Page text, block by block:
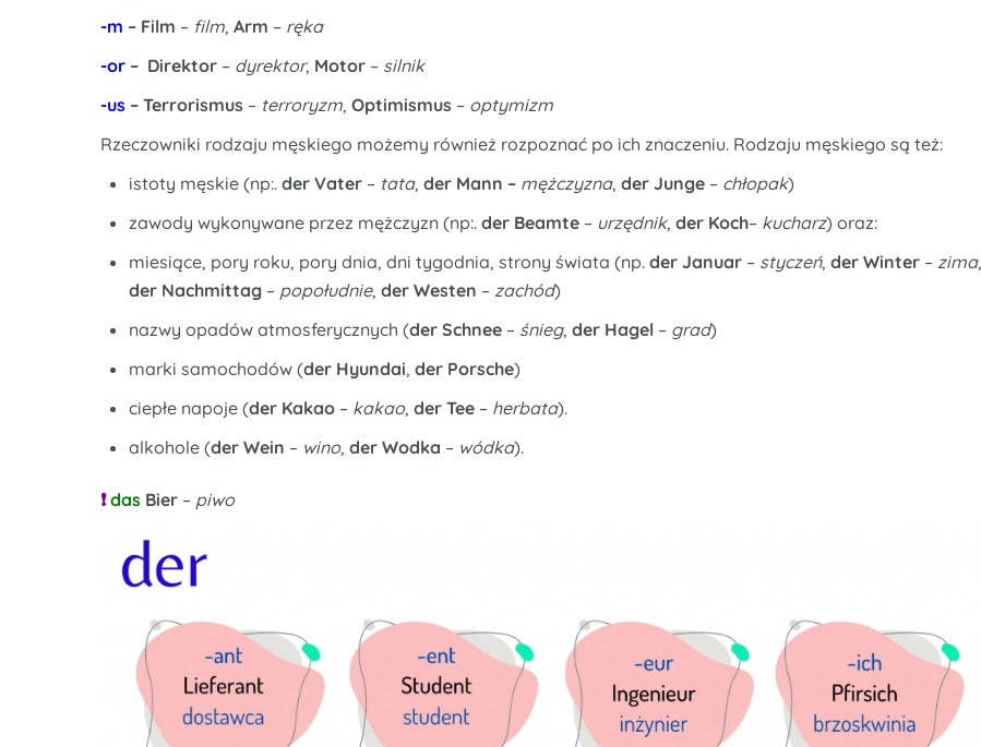
-m – Film – film, Arm – ręka
-or – Direktor – dyrektor, Motor – silnik
-us – Terrorismus – terroryzm, Optimismus – optymizm
Rzeczowniki rodzaju męskiego możemy również rozpoznać po ich znaczeniu. Rodzaju męskiego są też:
istoty męskie (np:. der Vater – tata, der Mann – mężczyzna, der Junge– chłopak)
zawody wykonywane przez mężczyzn (np:. der Beamte – urzędnik, derKoch– kucharz) oraz:
miesiące, pory roku, pory dnia, dni tygodnia, strony świata (np. der Januar– styczeń, der Winter– zima,
der Nachmittag– popołudnie, der Westen – zachód)
nazwy opadów atmosferycznych (der Schnee – śnieg, der Hagel – grad)
marki samochodów (der Hyundai, der Porsche)
ciepłe napoje (der Kakao – kakao, der Tee– herbata).
alkohole (der Wein – wino, der Wodka – wódka).
❗das Bier – piwo